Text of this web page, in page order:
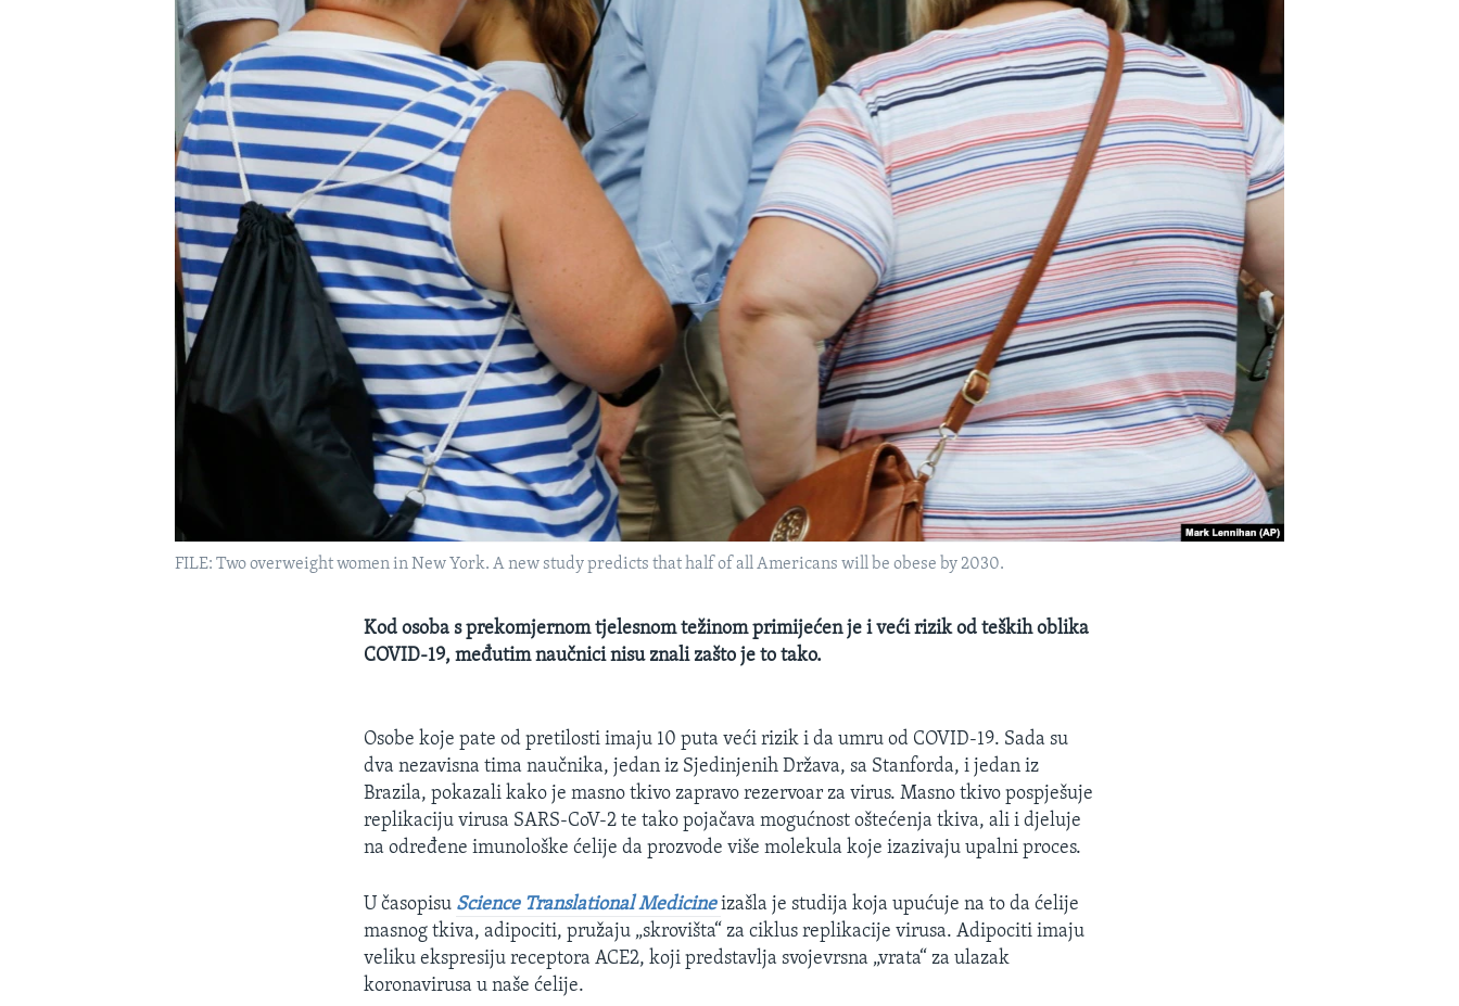
FILE: Two overweight women in New York. A new study predicts that half of all Americans will be obese by 2030.
Kod osoba s prekomjernom tjelesnom težinom primijećen je i veći rizik od teških oblika
COVID-19, međutim naučnici nisu znali zašto je to tako.
Osobe koje pate od pretilosti imaju 10 puta veći rizik i da umru od COVID-19. Sada su
dva nezavisna tima naučnika, jedan iz Sjedinjenih Država, sa Stanforda, i jedan iz
Brazila, pokazali kako je masno tkivo zapravo rezervoar za virus. Masno tkivo pospješuje
replikaciju virusa SARS-CoV-2 te tako pojačava mogućnost oštećenja tkiva, ali i djeluje
na određene imunološke ćelije da prozvode više molekula koje izazivaju upalni proces.
U časopisu Science Translational Medicineizašla je studija koja upućuje na to da ćelije
masnog tkiva, adipociti, pružaju „skrovišta“ za ciklus replikacije virusa. Adipociti imaju
veliku ekspresiju receptora ACE2, koji predstavlja svojevrsna „vrata“ za ulazak
koronavirusa u naše ćelije.